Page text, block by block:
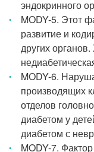
эндокринного
MODY-5. Этот
развитие и
других
MODY-6.
производящих
отделов
диабетом у
диабетом с
MODY-7.